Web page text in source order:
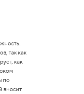
так как
как
по
вносит